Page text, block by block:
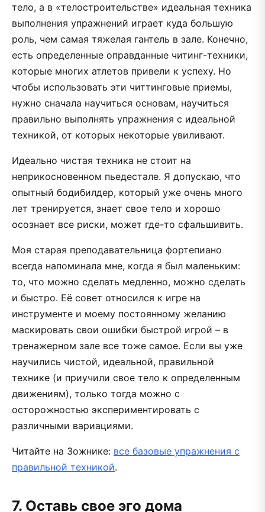
тело, а в «телостроительстве» идеальная техника
выполнения упражнений играет куда большую
роль, чем самая тяжелая гантель в зале. Конечно,
есть определенные оправданные читинг-техники,
которые многих атлетов привели к успеху. Но
чтобы использовать эти читтинговые приемы,
нужно сначала научиться основам, научиться
правильно выполнять упражнения с идеальной
техникой, от которых некоторые увиливают.
Идеально чистая техника не стоит на
неприкосновенном пьедестале. Я допускаю, что
опытный бодибилдер, который уже очень много
лет тренируется, знает свое тело и хорошо
осознает все риски, может где-то сфальшивить.
Моя старая преподавательница фортепиано
всегда напоминала мне, когда я был маленьким:
то, что можно сделать медленно, можно сделать
и быстро. Её совет относился к игре на
инструменте и моему постоянному желанию
маскировать свои ошибки быстрой игрой – в
тренажерном зале все тоже самое. Если вы уже
научились чистой, идеальной, правильной
технике (и приучили свое тело к определенным
движениям), только тогда можно с
осторожностью экспериментировать с
различными вариациями.
Читайте на Зожнике: все базовые упражнения с
правильной техникой.
7. Оставь свое эго дома